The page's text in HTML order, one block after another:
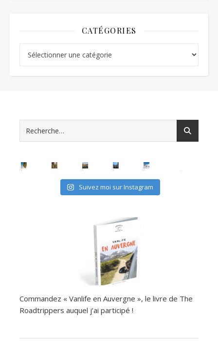
CATÉGORIES
Suivez moi sur Instagram
Commandez « Vanlife en Auvergne », le livre de The
Roadtrippers auquel j’ai participé !